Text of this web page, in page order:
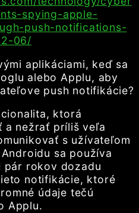
spying-apple-
push-notifications-
06/
aplikáciami, keď sa
alebo Applu, aby
push notifikácie?
ktorá
a nežrať príliš veľa
s užívateľom
sa používa
pár rokov dozadu
notifikácie, ktoré
údaje tečú
Applu.